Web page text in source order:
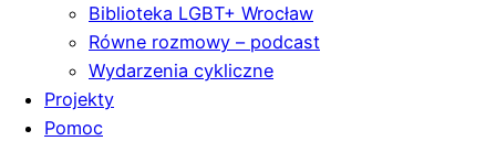
Biblioteka LGBT+ Wrocław
Równe rozmowy – podcast
Wydarzenia cykliczne
Projekty
Pomoc